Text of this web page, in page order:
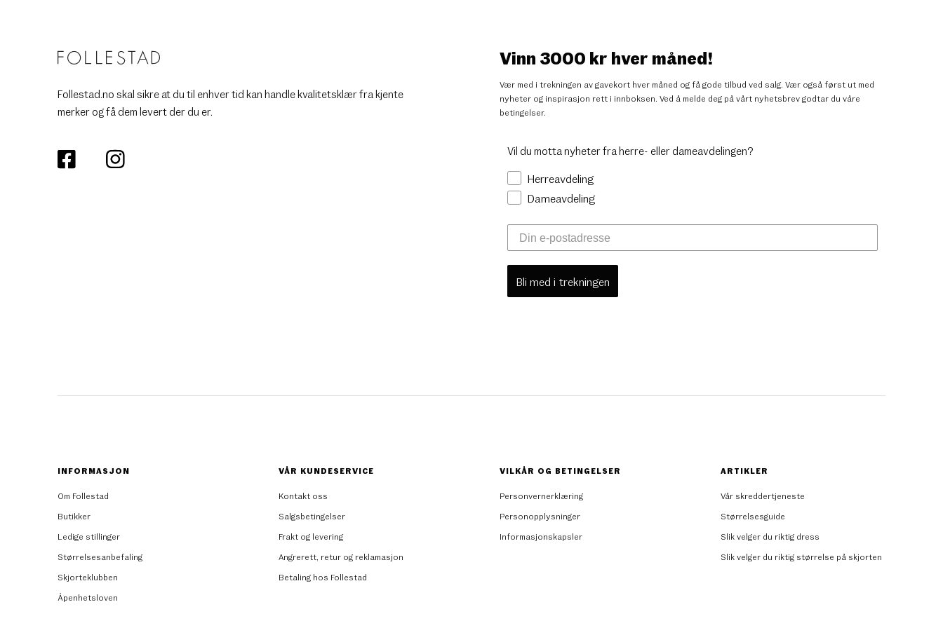
Follestad.no skal sikre at du til enhver tid kan handle kvalitetsklær fra kjente
merker og få dem levert der du er.
Vinn 3000 kr hver måned!
Vær med i trekningen av gavekort hver måned og få gode tilbud ved salg. Vær også først ut med
nyheter og inspirasjon rett i innboksen. Ved å melde deg på vårt nyhetsbrev godtar du våre
betingelser.
Vil du motta nyheter fra herre- eller dameavdelingen?
Herreavdeling
Dameavdeling
Bli med i trekningen
INFORMASJON
Om Follestad
Butikker
Ledige stillinger
Størrelsesanbefaling
Skjorteklubben
Åpenhetsloven
VÅR KUNDESERVICE
Kontakt oss
Salgsbetingelser
Frakt og levering
Angrerett, retur og reklamasjon
Betaling hos Follestad
VILKÅR OG BETINGELSER
Personvernerklæring
Personopplysninger
Informasjonskapsler
ARTIKLER
Vår skreddertjeneste
Størrelsesguide
Slik velger du riktig dress
Slik velger du riktig størrelse på skjorten